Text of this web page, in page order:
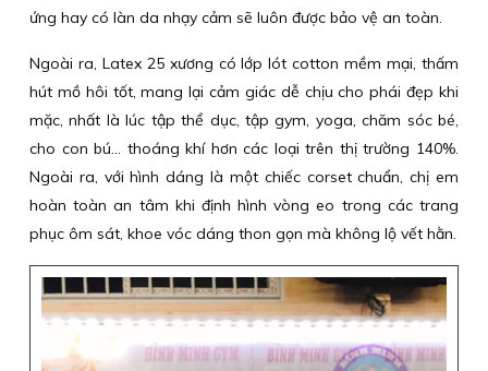
ứng hay có làn da nhạy cảm sẽ luôn được bảo vệ an toàn.
Ngoài ra, Latex 25 xương có lớp lót cotton mềm mại, thấm
hút mồ hôi tốt, mang lại cảm giác dễ chịu cho phái đẹp khi
mặc, nhất là lúc tập thể dục, tập gym, yoga, chăm sóc bé,
cho con bú... thoáng khí hơn các loại trên thị trường 140%.
Ngoài ra, với hình dáng là một chiếc corset chuẩn, chị em
hoàn toàn an tâm khi định hình vòng eo trong các trang
phục ôm sát, khoe vóc dáng thon gọn mà không lộ vết hằn.